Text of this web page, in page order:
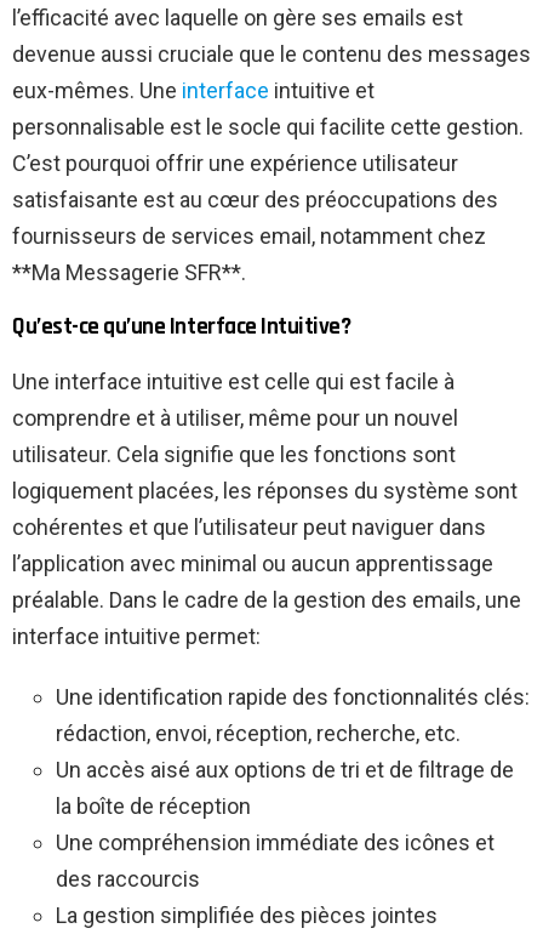
l’efficacité avec laquelle on gère ses emails est
devenue aussi cruciale que le contenu des messages
eux-mêmes. Une interface intuitive et
personnalisable est le socle qui facilite cette gestion.
C’est pourquoi offrir une expérience utilisateur
satisfaisante est au cœur des préoccupations des
fournisseurs de services email, notamment chez
**Ma Messagerie SFR**.
Qu’est-ce qu’une Interface Intuitive?
Une interface intuitive est celle qui est facile à
comprendre et à utiliser, même pour un nouvel
utilisateur. Cela signifie que les fonctions sont
logiquement placées, les réponses du système sont
cohérentes et que l’utilisateur peut naviguer dans
l’application avec minimal ou aucun apprentissage
préalable. Dans le cadre de la gestion des emails, une
interface intuitive permet:
Une identification rapide des fonctionnalités clés:
rédaction, envoi, réception, recherche, etc.
Un accès aisé aux options de tri et de filtrage de
la boîte de réception
Une compréhension immédiate des icônes et
des raccourcis
La gestion simplifiée des pièces jointes